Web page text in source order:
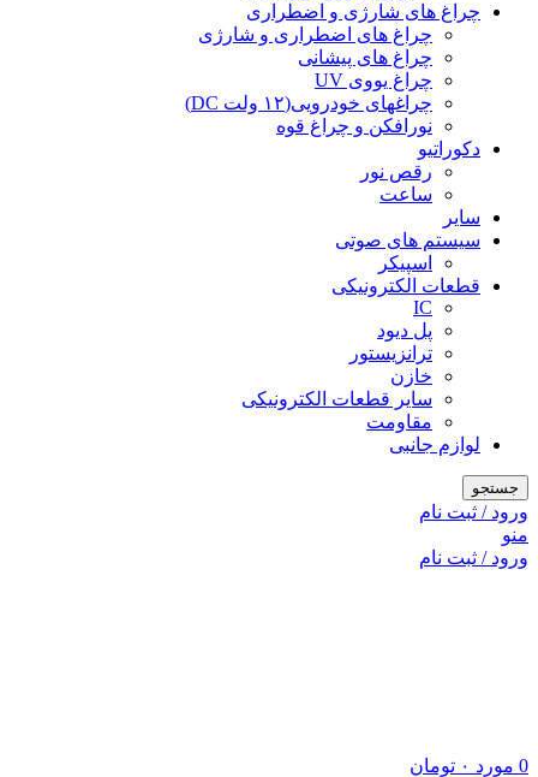
چراغ های شارژی و اضطراری
چراغ های اضطراری و شارژی
چراغ های پیشانی
چراغ یووی UV
چراغهای خودرویی(۱۲ ولت DC)
نورافکن و چراغ قوه
دکوراتیو
رقص نور
ساعت
سایر
سیستم های صوتی
اسپیکر
قطعات الکترونیکی
IC
پل دیود
ترانزیستور
خازن
سایر قطعات الکترونیکی
مقاومت
لوازم جانبی
جستجو
ورود / ثبت نام
منو
ورود / ثبت نام
0 مورد ۰ تومان